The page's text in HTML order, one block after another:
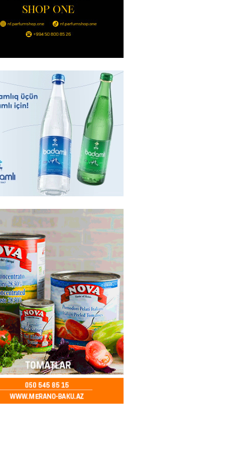
- 14:00
- 13:45 136
Abel Məhərrəmovun oğlu
SƏRƏNCAM
101
Xəzər Fərhadov ilə bağlı
- 13:15 80
Media və Yayım Şurası
- 13:00 81
yüksək vəzifə
- 12:45 101
İssık-Kul gölündən gəzinti
paylaşıb
- 12:30